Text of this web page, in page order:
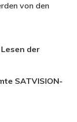
von den
der
SATVISION-